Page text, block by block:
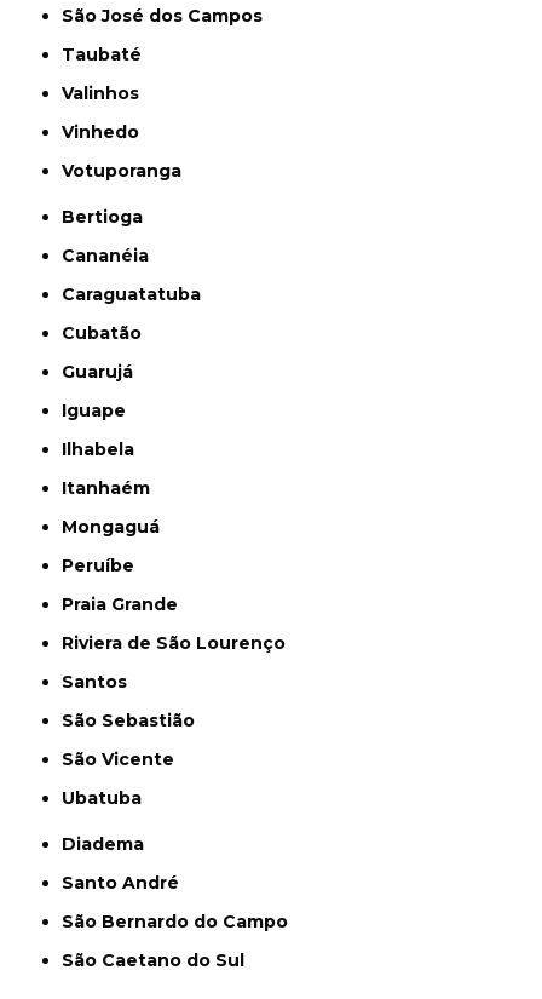
São José dos Campos
Taubaté
Valinhos
Vinhedo
Votuporanga
Bertioga
Cananéia
Caraguatatuba
Cubatão
Guarujá
Iguape
Ilhabela
Itanhaém
Mongaguá
Peruíbe
Praia Grande
Riviera de São Lourenço
Santos
São Sebastião
São Vicente
Ubatuba
Diadema
Santo André
São Bernardo do Campo
São Caetano do Sul